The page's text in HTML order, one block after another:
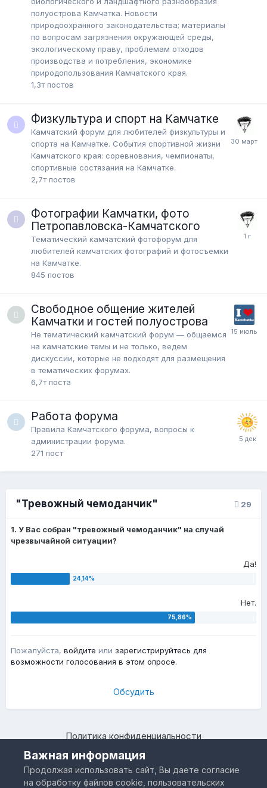
полуострова Камчатка. Новости
природоохранного законодательства; материалы
по вопросам загрязнения окружающей среды,
экологическому праву, проблемам отходов
производства и потребления, экономике
природопользования Камчатского края.
1,3т постов
Физкультура и спорт на Камчатке
Камчатский форум для любителей физкультуры и
спорта на Камчатке. События спортивной жизни
Камчатского края: соревнования, чемпионаты,
спортивные состязания на Камчатке.
2,7т постов
Фотографии Камчатки, фото
Петропавловска-Камчатского
Тематический камчатский фотофорум для
любителей камчатских фотографий и фотосъемки
на Камчатке.
845 постов
Свободное общение жителей
Камчатки и гостей полуострова
Не тематический камчатский форум — общаемся
на камчатские темы и не только, ведем
дискуссии, которые не подходят для размещения
в тематических форумах.
6,7т поста
Работа форума
Правила Камчатского форума, вопросы к
администрации форума.
271 пост
29
"Тревожный чемоданчик"
1. У Вас собран "тревожный чемоданчик" на случай
чрезвычайной ситуации?
Да!
Нет.
Пожалуйста, войдите или зарегистрируйтесь для
возможности голосования в этом опросе.
Обсудить
Политика конфиденциальности
Камчатский региональный форум "Я люблю Камчатку –
www.IloveKamchatka.ru"
Powered by Invision Community
Важная информация
Продолжая использовать сайт, Вы даете согласие
на обработку файлов cookie, пользовательских